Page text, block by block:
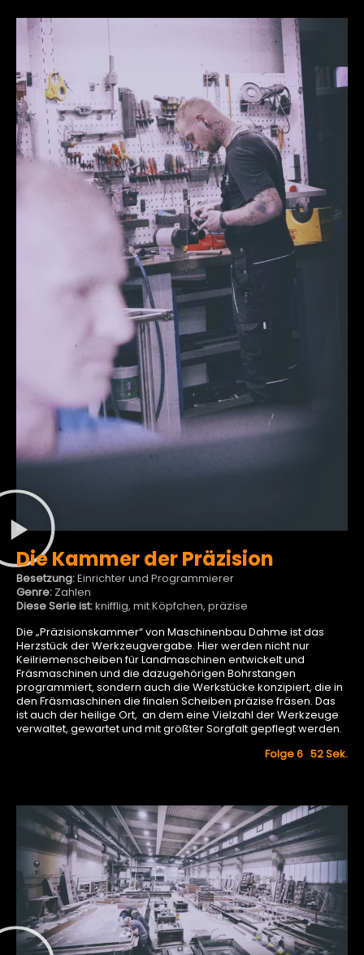
Die Kammer der Präzision
Besetzung:Einrichter und Programmierer
Genre: Zahlen
Diese Serie ist:knifflig, mit Köpfchen, präzise
Die „Präzisionskammer“ von Maschinenbau Dahme ist das
Herzstück der Werkzeugvergabe. Hier werden nicht nur
Keilriemenscheiben für Landmaschinen entwickelt und
Fräsmaschinen und die dazugehörigen Bohrstangen
programmiert, sondern auch die Werkstücke konzipiert, die in
den Fräsmaschinen die finalen Scheiben präzise fräsen. Das
ist auch der heilige Ort, an dem eine Vielzahl der Werkzeuge
verwaltet, gewartet und mit größter Sorgfalt gepflegt werden.
Folge 6 52Sek.